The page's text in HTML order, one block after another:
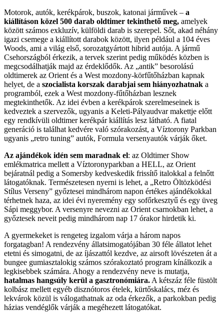
Motorok, autók, kerékpárok, buszok, katonai járművek – a
kiállításon közel 500 darab oldtimer tekinthető meg, amelyek
között számos exkluzív, külföldi darab is szerepel. Sőt, akad néhány
igazi csemege a kiállított darabok között, ilyen például a 104 éves
Woods, ami a világ első, sorozatgyártott hibrid autója. A jármű
Csehországból érkezik, a tervek szerint pedig működés közben is
megcsodálhatják majd az érdeklődők. Az „antik” besorolású
oldtimerek az Orient és a West mozdony-körfűtőházban kapnak
helyet, de a szocialista korszak darabjai sem hiányozhatnak a
programból, ezek a West mozdony-fűtőházban lesznek
megtekinthetők. Az idei évben a kerékpárok szerelmeseinek is
kedveztek a szervezők, ugyanis a Keleti-Pályaudvar makettje előtt
egy rendkívüli oldtimer kerékpár kiállítás lesz látható. A fiatal
generáció is találhat kedvére való szórakozást, a Víztorony Parkban
ugyanis „retro tuning” autók, Formula versenyautók várják őket.
Az ajándékok idén sem maradnak el: az Oldtimer Show
emlékmatrica mellett a Víztoronyparkban a HELL, az Orient
bejáratnál pedig a Somersby kedveskedik frissítő italokkal a felnőtt
látogatóknak. Természetesen nyerni is lehet, a „Retro Öltözködési
Stílus Verseny” győztesei mindhárom napon értékes ajándékokkal
térhetnek haza, az idei évi nyeremény egy sofőrkesztyű és egy üveg
Sápi meggybor. A versenyre nevezni az Orient csarnokban lehet, a
győztesek neveit pedig mindhárom nap 17 órakor hirdetik ki.
A gyermekeket is rengeteg izgalom várja a három napos
forgatagban! A rendezvény állatsimogatójában 30 féle állatot lehet
etetni és simogatni, de az íjászattól kezdve, az airsoft lövészeten át a
bungee gumiasztalokig számos szórakoztató program kínálkozik a
legkisebbek számára. Ahogy a rendezvény neve is mutatja,
hatalmas hangsúly kerül a gasztronómiára. A kétszáz féle füstölt
kolbász mellett egyéb disznótoros ételek, kürtőskalács, méz és
lekvárok közül is válogathatnak az oda érkezők, a parkokban pedig
házias vendéglők várják a megéhezett látogatókat.